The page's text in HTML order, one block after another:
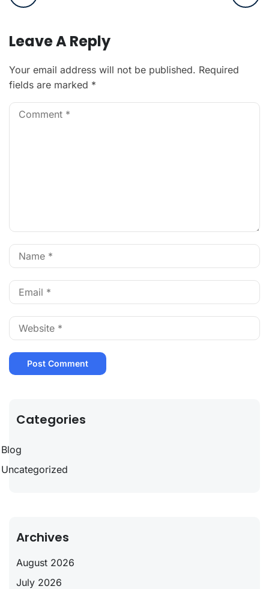
Leave A Reply
Your email address will not be published. Required
fields are marked *
Categories
Blog
Uncategorized
Archives
August 2026
July 2026